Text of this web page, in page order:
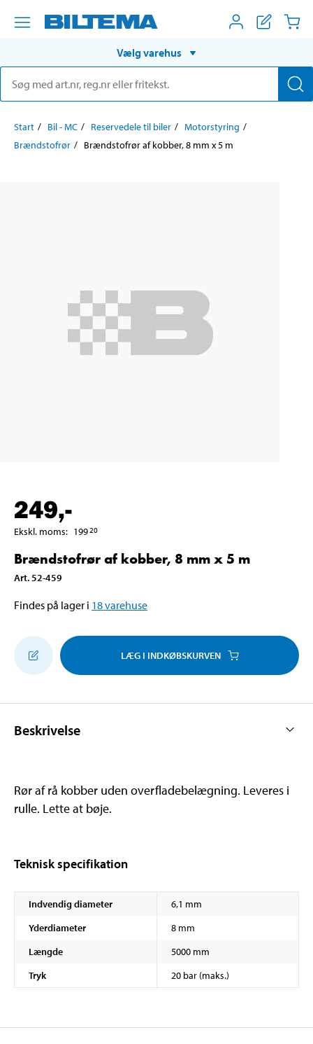
Vælg varehus
Start Bil - MC Reservedele til biler
Motorstyring
Brændstofrør
Brændstofrør af kobber, 8 mm x 5 m
249,-
Ekskl. moms: 19920
Brændstofrør af kobber, 8 mm x 5 m
Art. 52-459
Findes på lager i 18varehuse
LÆG I INDKØBSKURVEN
Beskrivelse
Rør af rå kobber uden overfladebelægning. Leveres i
rulle. Lette at bøje.
Teknisk specifikation
Indvendig diameter
6,1 mm
Yderdiameter
8 mm
Længde
5000 mm
Tryk
20 bar (maks.)